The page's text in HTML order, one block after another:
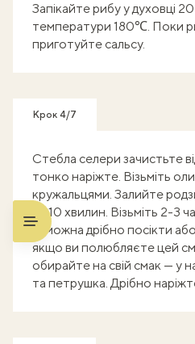
Запікайте рибу у духовці
температури 180℃. Поки
приготуйте сальсу.
Крок 4/7
Стебла селери зачистьте
тонко наріжте. Візьміть
кружальцями. Залийте
на 10 хвилин. Візьміть 2-3
Їх можна дрібно посікти
якщо ви полюбляєте цей
обирайте на свій смак — у
та петрушка. Дрібно